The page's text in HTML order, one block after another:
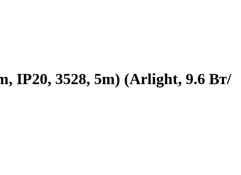
IP20, 3528, 5m) (Arlight, 9.6 Вт/